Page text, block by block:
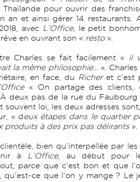
Thaïlande pour ouvrir des
an et ainsi gérer 14 restaurants.
avec L’Office, le petit
en ouvrant son « resto ».
Charles se fait facilement « il
la même philosophie… ».
en face, du Richeret c’est
« On partage des clients,
deux pas de la rue du Faubourg
souvent loi, les deux adresses
« deux étapes dans le quartier
produits à des prix pas délirants».
bien qu’interpellée par
à
L’Office, au début pour
parce que c’est bon et que
qu’est-ce que l’on y mange ? Le